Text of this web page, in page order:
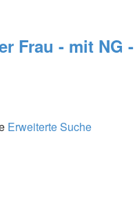
Frau - mit NG -
Erweiterte Suche